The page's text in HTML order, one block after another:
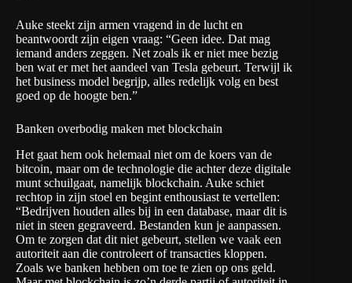
Auke steekt zijn armen vragend in de lucht en
beantwoordt zijn eigen vraag: “Geen idee. Dat mag
iemand anders zeggen. Net zoals ik er niet mee bezig
ben wat er met het aandeel van Tesla gebeurt. Terwijl ik
het business model begrijp, alles redelijk volg en best
goed op de hoogte ben.”
Banken overbodig maken met blockchain
Het gaat hem ook helemaal niet om de koers van de
bitcoin, maar om de technologie die achter deze digitale
munt schuilgaat, namelijk blockchain. Auke schiet
rechtop in zijn stoel en begint enthousiast te vertellen:
“Bedrijven houden alles bij in een database, maar dit is
niet in steen gegraveerd. Bestanden kun je aanpassen.
Om te zorgen dat dit niet gebeurt, stellen we vaak een
autoriteit aan die controleert of transacties kloppen.
Zoals we banken hebben om toe te zien op ons geld.